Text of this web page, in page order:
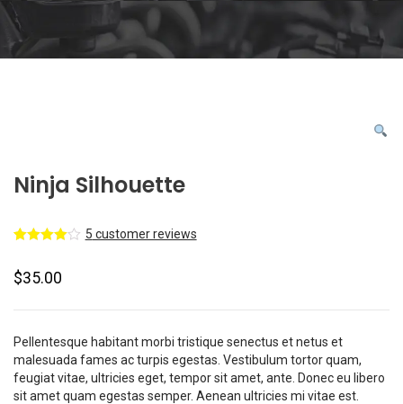
Ninja Silhouette
de 5, com
clientes
5 customer reviews
$35.00
Pellentesque habitant morbi tristique senectus et netus et
malesuada fames ac turpis egestas. Vestibulum tortor quam,
feugiat vitae, ultricies eget, tempor sit amet, ante. Donec eu libero
sit amet quam egestas semper. Aenean ultricies mi vitae est.